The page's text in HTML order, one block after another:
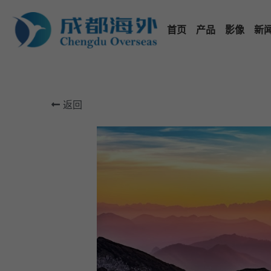
首页 产品 影像 新
返回